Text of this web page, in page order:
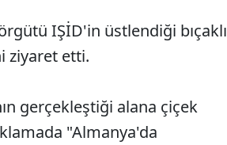
IŞİD'in üstlendiği bıçaklı
ziyaret etti.
gerçekleştiği alana çiçek
"Almanya'da